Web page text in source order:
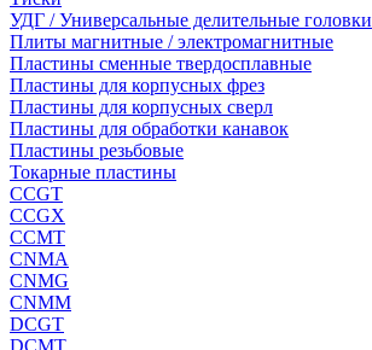
УДГ / Универсальные делительные головки
Плиты магнитные / электромагнитные
Пластины сменные твердосплавные
Пластины для корпусных фрез
Пластины для корпусных сверл
Пластины для обработки канавок
Пластины резьбовые
Токарные пластины
CCGT
CCGX
CCMT
CNMA
CNMG
CNMM
DCGT
DCMT